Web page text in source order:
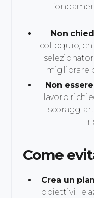
Non
colloquio,
migliorare
Non
lavoro
Come
Crea un
obiettivi, le